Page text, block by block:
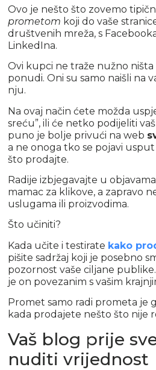
Ovo je nešto što zovemo
prometom koji do vaše
društvenih mreža, s
LinkedIna.
Ovi kupci ne traže nužno ništa
ponudi. Oni su samo naišli na
nju.
Na ovaj način ćete možda
sreću”, ili će netko podijeliti
puno je bolje privući na web
a ne onoga tko se pojavi
što prodajte.
Radije izbjegavajte u
mamac za klikove, a zapravo
uslugama ili proizvodima.
Što učiniti?
Kada učite i testirate kako
pišite sadržaj koji je posebno
pozornost vaše ciljane
je on povezanim s vašim
Promet samo radi prometa je
kada prodajete nešto što nije
Vaš blog prije
nuditi vrijednost